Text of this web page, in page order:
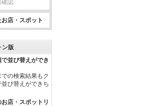
確認
店・スポット
ン版
並び替えができ
の検索結果もク
び替えができち
店・スポットリ